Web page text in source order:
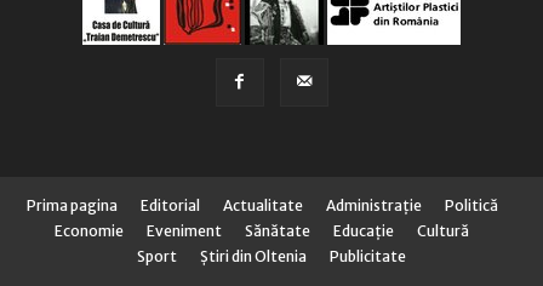
Prima pagina Editorial Actualitate Administraţie
Politică
Economie
Eveniment Sănătate Educaţie
Cultură
Sport
Știri din Oltenia Publicitate